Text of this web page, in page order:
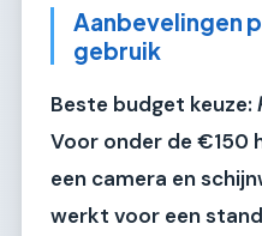
Aanbevelingen
gebruik
Beste budget keuze:
Voor onder de €150
een camera en
werkt voor een